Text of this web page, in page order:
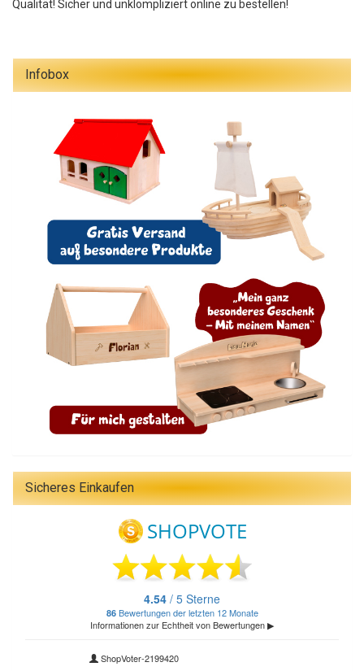
Qualität! Sicher und unklompliziert online zu bestellen!
Infobox
Sicheres Einkaufen